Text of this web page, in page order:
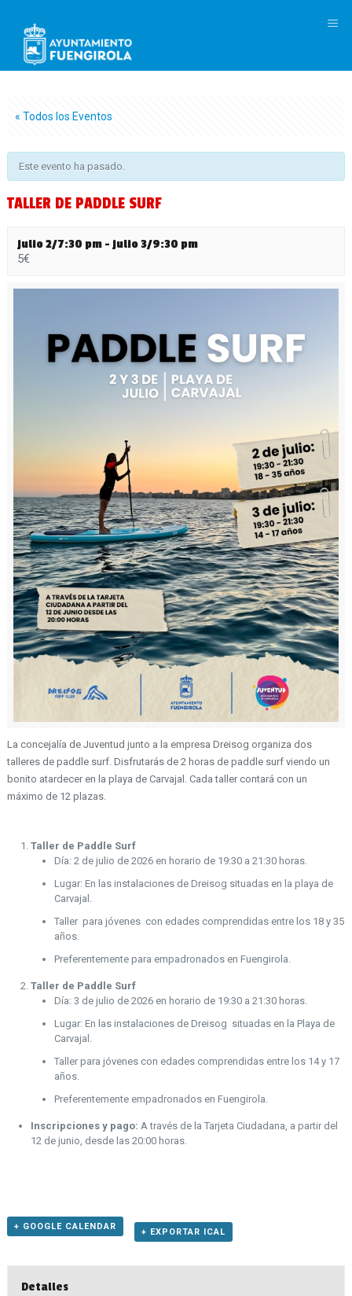
« Todos los Eventos
Este evento ha pasado.
TALLER DE PADDLE SURF
julio 2/7:30 pm -julio 3/9:30 pm
5€
La concejalía de Juventud junto a la empresa Dreisog organiza dos
talleres de paddle surf. Disfrutarás de 2 horas de paddle surf viendo un
bonito atardecer en la playa de Carvajal. Cada taller contará con un
máximo de 12 plazas.
Taller de Paddle Surf
Día: 2 de julio de 2026 en horario de 19:30 a 21:30 horas.
Lugar: En las instalaciones de Dreisog situadas en la playa de
Carvajal.
Taller para jóvenes con edades comprendidas entre los 18 y 35
años.
Preferentemente para empadronados en Fuengirola.
Taller de Paddle Surf
Día: 3 de julio de 2026 en horario de 19:30 a 21:30 horas.
Lugar: En las instalaciones de Dreisog situadas en la Playa de
Carvajal.
Taller para jóvenes con edades comprendidas entre los 14 y 17
años.
Preferentemente empadronados en Fuengirola.
Inscripciones y pago:A través de la Tarjeta Ciudadana, a partir del
12 de junio, desde las 20:00 horas.
+ GOOGLE CALENDAR
+ EXPORTAR ICAL
Detalles